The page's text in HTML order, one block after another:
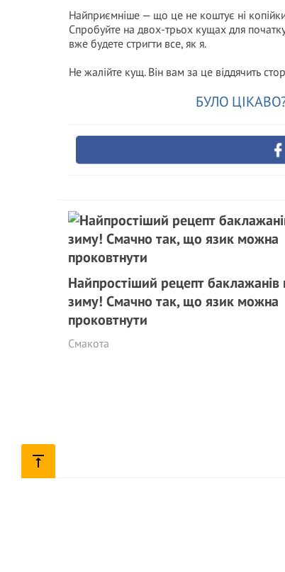
Найприємніше — що це не коштує ні копійки.
Спробуйте на двох-трьох кущах для
вже будете стригти все, як я.
Не жалійте кущ. Він вам за це віддячить
БУЛО
Найпростіший рецепт баклажанів
зиму! Смачно так, що язик можна
проковтнути
Смакота